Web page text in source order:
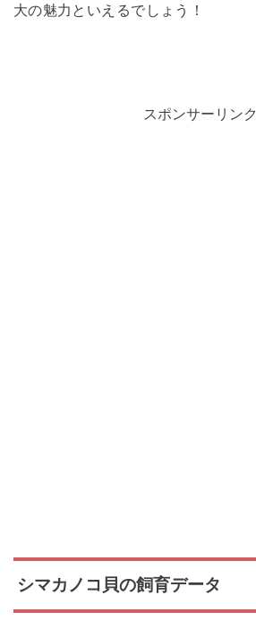
大の魅力といえるでしょう！
スポンサーリンク
シマカノコ貝の飼育データ